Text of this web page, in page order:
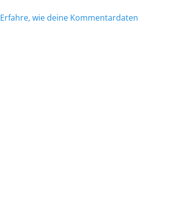
Erfahre, wie deine Kommentardaten